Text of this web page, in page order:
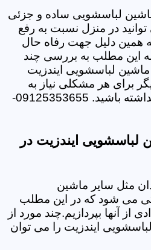
ماشین لباسشویی ساده و جزئی
در منزل نسبت به رفع
همین دلیل جهت رفاه حال
این مطلب به بررسی چند
ماشین لباسشویی ایندزیت
برای هر مشکلی نیاز به
حضور تکنسین در منزل نداشته باشید. 09125353655-
لباسشویی ایندزیت در
مثل سایر ماشین
می شود که در این مطلب
از آنها بپردازیم.چند مورد از
ایندزیت را می توان